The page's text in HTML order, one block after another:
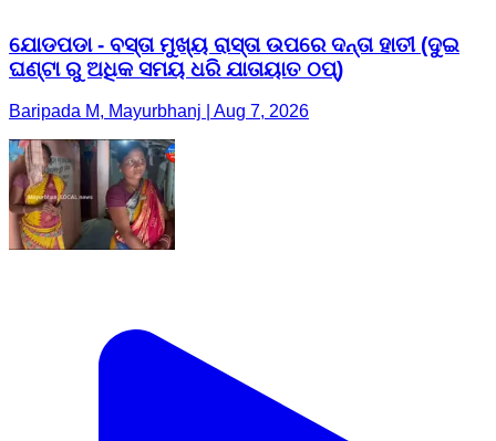
ଯୋଡପଡା - ବସ୍ତା ମୁଖ୍ୟ ରାସ୍ତା ଉପରେ ଦନ୍ତା ହାତୀ (ଦୁଇ
ଘଣ୍ଟା ରୁ ଅଧିକ ସମୟ ଧରି ଯାତାୟାତ ଠପ୍)
Baripada M, Mayurbhanj | Aug 7, 2026